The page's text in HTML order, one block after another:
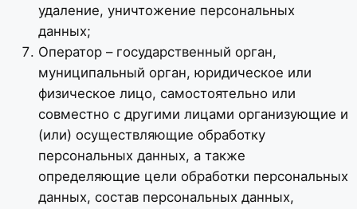
удаление, уничтожение персональных
данных;
Оператор – государственный орган,
муниципальный орган, юридическое или
физическое лицо, самостоятельно или
совместно с другими лицами организующие и
(или) осуществляющие обработку
персональных данных, а также
определяющие цели обработки персональных
данных, состав персональных данных,